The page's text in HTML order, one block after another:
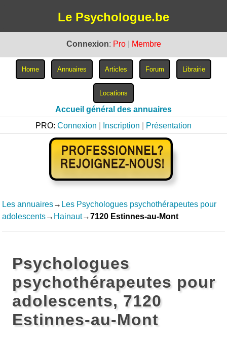
Le Psychologue.be
Connexion: Pro Membre
Accueil général des annuaires
PRO: Connexion Inscription Présentation
Les annuaires→ Les Psychologues psychothérapeutes pour
adolescents→ Hainaut→7120 Estinnes-au-Mont
Psychologues
psychothérapeutes pour
adolescents, 7120
Estinnes-au-Mont